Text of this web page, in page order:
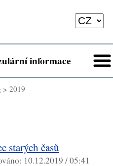
informace
> 2019
starých časů
10.12.2019 / 05:41